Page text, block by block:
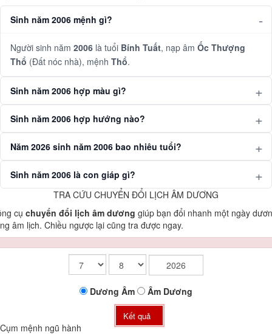
Sinh năm 2006 mệnh gì?
Người sinh năm 2006 là tuổi Bính Tuất, nạp âm Ốc Thượng
Thổ (Đất nóc nhà), mệnh Thổ.
Sinh năm 2006 hợp màu gì?
Sinh năm 2006 hợp hướng nào?
Năm 2026 sinh năm 2006 bao nhiêu tuổi?
Sinh năm 2006 là con giáp gì?
TRA CỨU CHUYỂN ĐỔI LỊCH ÂM DƯƠNG
cụ chuyển đổi lịch âm dương giúp bạn đổi nhanh một ngày
âm lịch. Chiều ngược lại cũng tra được ngay.
Dương Âm Âm Dương
Kết quả
Cụm mệnh ngũ hành